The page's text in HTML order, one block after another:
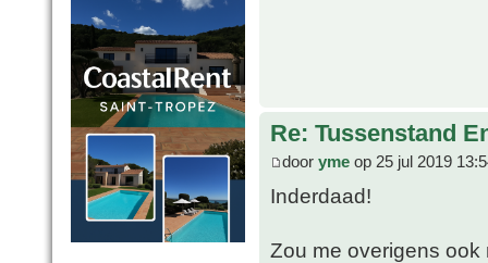
Re: Tussenstand
door yme op 25 jul 2019
Inderdaad!
Zou me overigens